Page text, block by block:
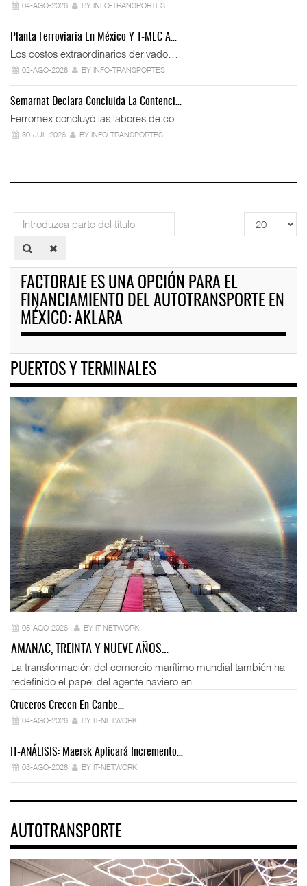
04-AGO-2026 BY INFO-TRANSPORTES
Planta Ferroviaria En México Y T-MEC A…
Los costos extraordinarios derivado…
02-AGO-2026 BY INFO-TRANSPORTES
Semarnat Declara Concluida La Contenci…
Ferromex concluyó las labores de co…
30-JUL-2026 BY INFO-TRANSPORTES
Introduzca
parte
del
Cantidad
a
FACTORAJE ES UNA OPCIÓN PARA EL
FINANCIAMIENTO DEL AUTOTRANSPORTE EN
MÉXICO: AKLARA
PUERTOS Y TERMINALES
05-AGO-2026 BY IT-NETWORK
AMANAC, TREINTA Y NUEVE AÑOS…
La transformación del comercio marítimo mundial también ha
redefinido el papel del agente naviero en ...
Cruceros Crecen En Caribe…
04-AGO-2026 BY IT-NETWORK
IT-ANÁLISIS: Maersk Aplicará Incremento…
03-AGO-2026 BY IT-NETWORK
AUTOTRANSPORTE